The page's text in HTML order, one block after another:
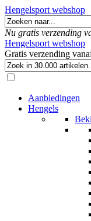
Hengelsport webshop
Nu gratis verzending
Hengelsport webshop
Gratis verzending
Aanbiedingen
Hengels